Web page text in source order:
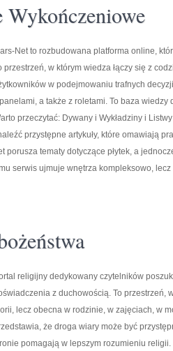
Net to rozbudowana platforma online,
przestrzeń, w którym wiedza łączy się z
w podejmowaniu trafnych
a także z roletami. To baza
przeczytać: Dywany i Wykładziny i
przystępne artykuły, które omawiają
porusza tematy dotyczące płytek, a
serwis ujmuje wnętrza kompleksowo,
religijny dedykowany czytelników
z duchowością. To przestrzeń,
lecz obecna w rodzinie, w zajęciach, w
że droga wiary może być
pomagają w lepszym rozumieniu